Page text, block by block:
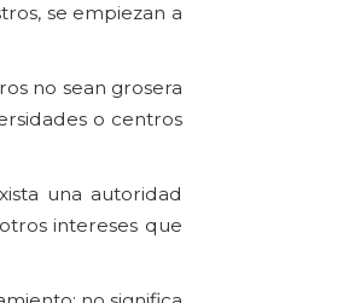
se empiezan a
no sean grosera
o centros
una autoridad
intereses que